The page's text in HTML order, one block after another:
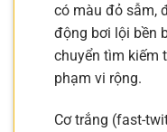
có màu đỏ sẫm,
động bơi lội bền
chuyển tìm kiếm
phạm vi rộng.
Cơ trắng (fast-